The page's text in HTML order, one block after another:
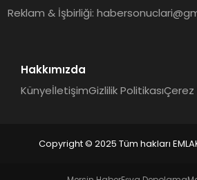
Reklam & İşbirliği:
Hakkımızda
KünyeİletişimGizlilik PolitikasıÇerez
Copyright © 2025 Tüm hakları